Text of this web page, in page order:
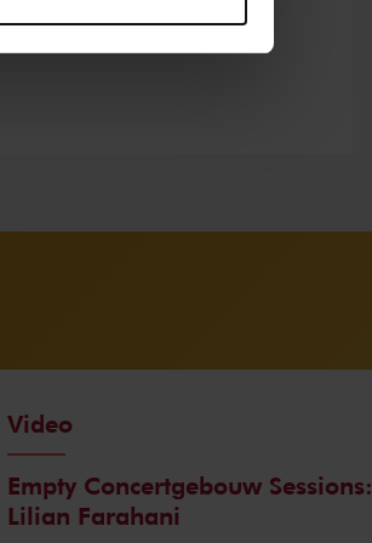
Video
Empty Concertgebouw Sessions:
Lilian Farahani